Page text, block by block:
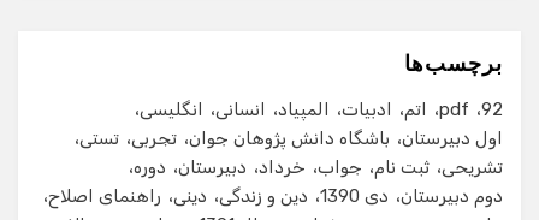
برچسب‌ها
92
pdf اتم ادبیات المپیاد انسانی
انگلیسی
اول دبیرستان
باشگاه دانش پژوهان جوان تجربی تستی
تشریحی ثبت نام جواب خرداد دبیرستان
دوره
دوم دبیرستان
دی 1390 دین و زندگی دینی
راهنمای اصلاح